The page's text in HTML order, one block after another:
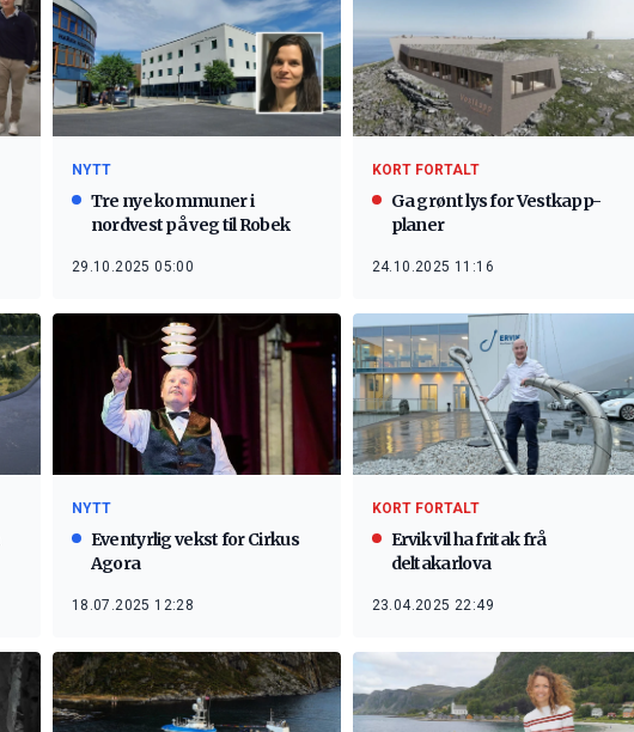
NYTT
Tre nye kommuner i
nordvest på veg til Robek
29.10.2025 05:00
KORT FORTALT
Ga grønt lys for Vestkapp-
planer
24.10.2025 11:16
NYTT
Eventyrlig vekst for Cirkus
Agora
18.07.2025 12:28
KORT FORTALT
Ervik vil ha fritak frå
deltakarlova
23.04.2025 22:49